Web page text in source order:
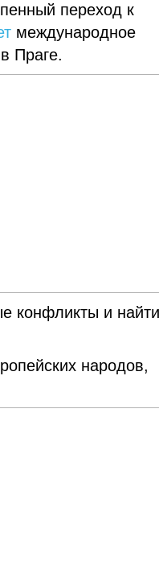
переход к
международное
Праге.
конфликты и найти
народов,